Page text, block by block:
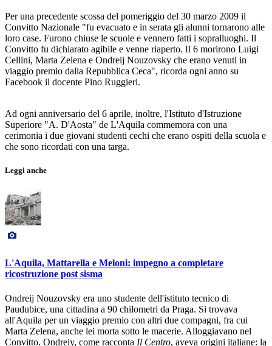
Per una precedente scossa del pomeriggio del 30 marzo 2009 il
Convitto Nazionale "fu evacuato e in serata gli alunni tornarono alle
loro case. Furono chiuse le scuole e vennero fatti i sopralluoghi. Il
Convitto fu dichiarato agibile e venne riaperto. lI 6 morirono Luigi
Cellini, Marta Zelena e Ondreij Nouzovsky che erano venuti in
viaggio premio dalla Repubblica Ceca", ricorda ogni anno su
Facebook il docente Pino Ruggieri.
Ad ogni anniversario del 6 aprile, inoltre, l'Istituto d'Istruzione
Superiore "A. D'Aosta" de L'Aquila commemora con una
cerimonia i due giovani studenti cechi che erano ospiti della scuola e
che sono ricordati con una targa.
Leggi anche
L'Aquila, Mattarella e Meloni: impegno a completare
ricostruzione post sisma
Ondreij Nouzovsky era uno studente dell'istituto tecnico di
Paudubice, una cittadina a 90 chilometri da Praga. Si trovava
all'Aquila per un viaggio premio con altri due compagni, fra cui
Marta Zelena, anche lei morta sotto le macerie. Alloggiavano nel
Convitto. Ondreiy, come racconta Il Centro, aveva origini italiane: la